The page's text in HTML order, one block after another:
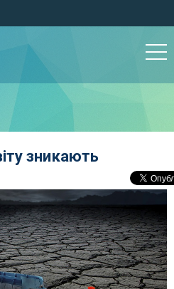
зникають